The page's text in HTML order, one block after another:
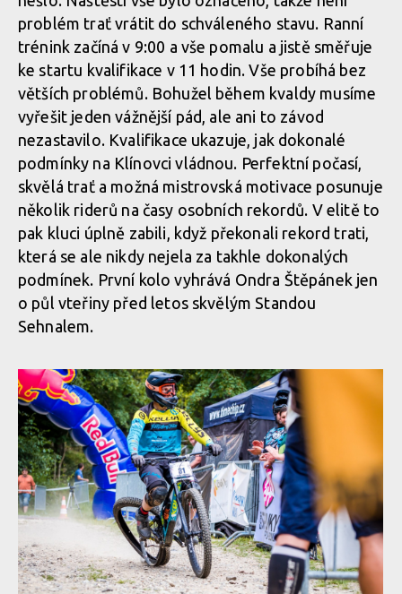
problém trať vrátit do schváleného stavu. Ranní
trénink začíná v 9:00 a vše pomalu a jistě směřuje
ke startu kvalifikace v 11 hodin. Vše probíhá bez
větších problémů. Bohužel během kvaldy musíme
vyřešit jeden vážnější pád, ale ani to závod
nezastavilo. Kvalifikace ukazuje, jak dokonalé
podmínky na Klínovci vládnou. Perfektní počasí,
skvělá trať a možná mistrovská motivace posunuje
několik riderů na časy osobních rekordů. V elitě to
pak kluci úplně zabili, když překonali rekord trati,
která se ale nikdy nejela za takhle dokonalých
podmínek. První kolo vyhrává Ondra Štěpánek jen
o půl vteřiny před letos skvělým Standou
Sehnalem.